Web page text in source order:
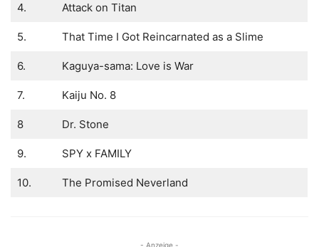
4. Attack on Titan
5. That Time I Got Reincarnated as a Slime
6. Kaguya-sama: Love is War
7. Kaiju No. 8
8 Dr. Stone
9. SPY x FAMILY
10. The Promised Neverland
- Anzeige -